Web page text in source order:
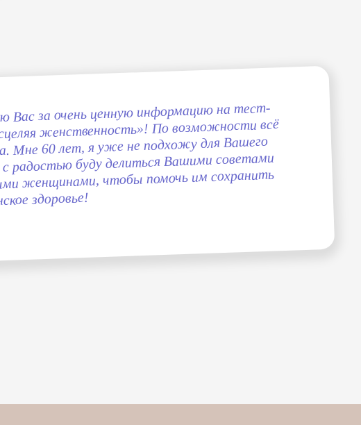
Вас за очень ценную информацию на тест-
женственность»! По возможности всё
Мне 60 лет, я уже не подхожу для Вашего
с радостью буду делиться Вашими советами
женщинами, чтобы помочь им сохранить
здоровье!